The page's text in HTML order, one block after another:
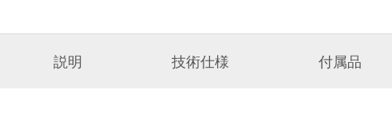
説明 技術仕様 付属品